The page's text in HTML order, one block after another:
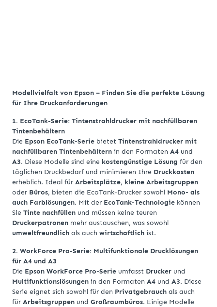
Modellvielfalt von Epson – Finden Sie die perfekte Lösung
für Ihre Druckanforderungen
1. EcoTank-Serie: Tintenstrahldrucker mit nachfüllbaren
Tintenbehältern
Die Epson EcoTank-Serie bietet Tintenstrahldrucker mit
nachfüllbaren Tintenbehältern in den Formaten A4 und
A3. Diese Modelle sind eine kostengünstige Lösung für den
täglichen Druckbedarf und minimieren Ihre Druckkosten
erheblich. Ideal für Arbeitsplätze, kleine Arbeitsgruppen
oder Büros, bieten die EcoTank-Drucker sowohl Mono- als
auch Farblösungen. Mit der EcoTank-Technologie können
Sie Tinte nachfüllen und müssen keine teuren
Druckerpatronen mehr austauschen, was sowohl
umweltfreundlich als auch wirtschaftlich ist.
2. WorkForce Pro-Serie: Multifunktionale Drucklösungen
für A4 und A3
Die Epson WorkForce Pro-Serie umfasst Drucker und
Multifunktionslösungen in den Formaten A4 und A3. Diese
Serie eignet sich sowohl für den Privatgebrauch als auch
für Arbeitsgruppen und Großraumbüros. Einige Modelle